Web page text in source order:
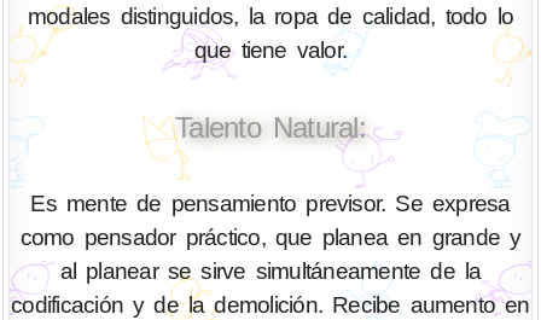
modales distinguidos, la ropa de calidad, todo lo
que tiene valor.
Talento Natural:
Es mente de pensamiento previsor. Se expresa
como pensador práctico, que planea en grande y
al planear se sirve simultáneamente de la
codificación y de la demolición. Recibe aumento en